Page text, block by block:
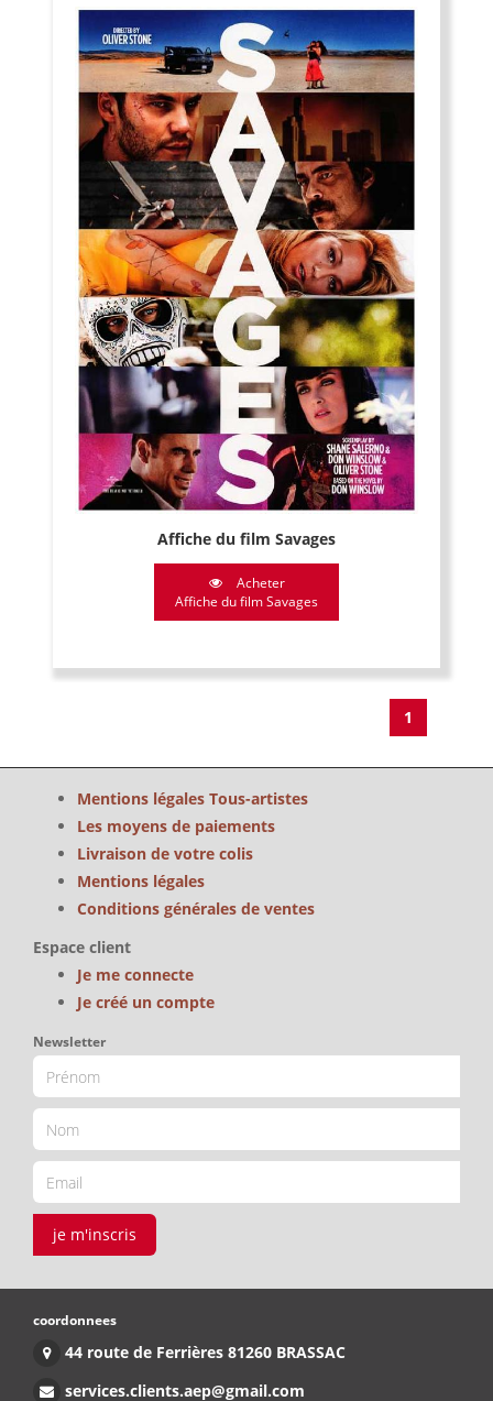
Affiche du film Savages
Acheter
Affiche du film Savages
1
Mentions légales Tous-artistes
Les moyens de paiements
Livraison de votre colis
Mentions légales
Conditions générales de ventes
Espace client
Je me connecte
Je créé un compte
Newsletter
je m'inscris
coordonnees
44 route de Ferrières 81260 BRASSAC
services.clients.aep@gmail.com